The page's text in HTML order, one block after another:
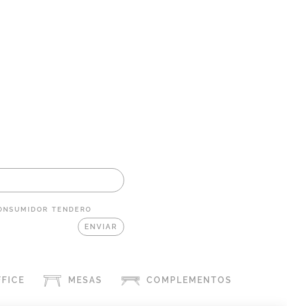
TENDERO
MESAS COMPLEMENTOS